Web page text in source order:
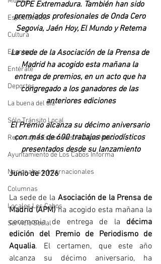
Espectáculos
Cultura
Eventos
Entérate
Deportes
La buena del día
Sólo Tránsito Local
Reportajes Especiales Al Cabo Notic
Ayuntamiento de Los Cabos Informa
Nacionales e Internacionales
Columnas
Locales Los Cabos
Servicio Social
COPE Extremadura. También han sido
premiados profesionales de Onda Cero
Segovia, Jaén Hoy, El Mundo y Retema
La sede de la Asociación de la Prensa de
Madrid ha acogido esta mañana la
entrega de premios, en un acto que ha
congregado a los ganadores de las
anteriores ediciones
El Premio alcanza su décimo aniversario
con más de 600 trabajos periodísticos
presentados desde su lanzamiento
Junio de 2026
La sede de la Asociación de la Prensa de
Madrid (APM) ha acogido esta mañana la
ceremonia de entrega de la décima
edición del Premio de Periodismo de
Aqualia. El certamen, que este año
alcanza su décimo aniversario, ha